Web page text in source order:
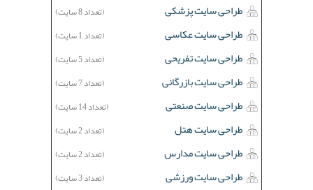
طراحی سایت پزشکی (تعداد 8 سایت)
طراحی سایت عکاسی (تعداد 1 سایت)
طراحی سایت تفریحی (تعداد 5 سایت)
طراحی سایت بازرگانی (تعداد 7 سایت)
طراحی سایت صنعتی (تعداد 14 سایت)
طراحی سایت هتل (تعداد 2 سایت)
طراحی سایت مدارس (تعداد 2 سایت)
طراحی سایت ورزشی (تعداد 3 سایت)